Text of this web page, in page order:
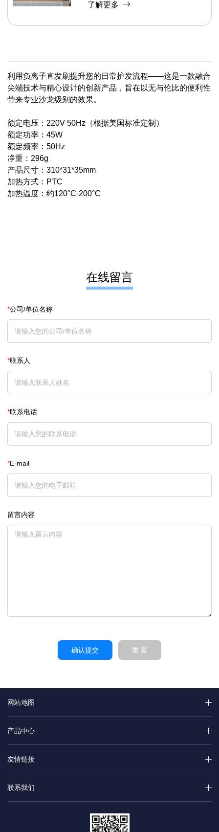
了解更多
利用负离子直发刷提升您的日常护发流程——这是一款融合
尖端技术与精心设计的创新产品，旨在以无与伦比的便利性
带来专业沙龙级别的效果。
额定电压：220V 50Hz（根据美国标准定制）
额定功率：45W
额定频率：50Hz
净重：296g
产品尺寸：310*31*35mm
加热方式：PTC
加热温度：约120°C-200°C
在线留言
*公司/单位名称
*联系人
*联系电话
*E-mail
留言内容
确认提交 重 置
网站地图
产品中心
友情链接
联系我们